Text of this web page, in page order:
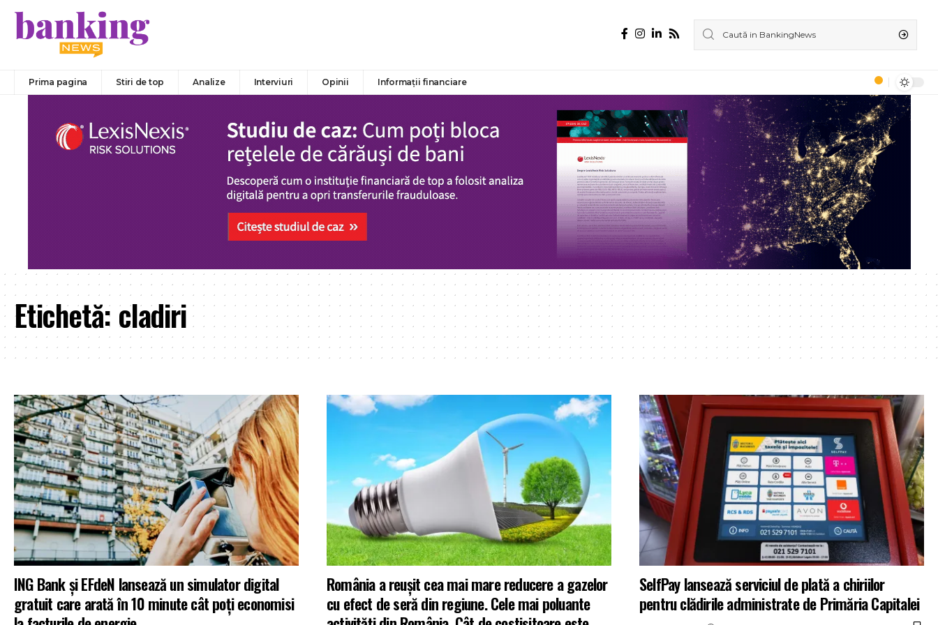
Prima pagina Stiri de top Analize Interviuri Opinii Informații financiare
Etichetă: cladiri
ING Bank și EFdeN lansează un simulator digital
gratuit care arată în 10 minute cât poți economisi
România a reușit cea mai mare reducere a gazelor
cu efect de seră din regiune. Cele mai poluante
SelfPay lansează serviciul de plată a chiriilor
pentru clădirile administrate de Primăria Capitalei